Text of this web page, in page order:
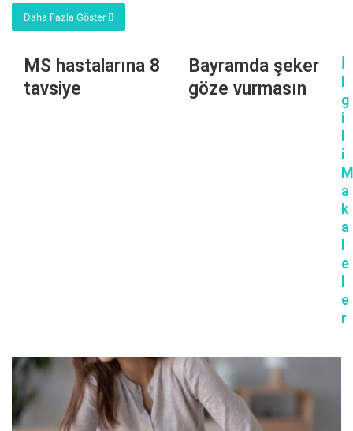
Daha Fazla Göster
MS hastalarına 8
tavsiye
Bayramda şeker
göze vurmasın
İ
g
i
i
M
a
k
a
e
e
r